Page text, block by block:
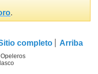
.
completo Arriba